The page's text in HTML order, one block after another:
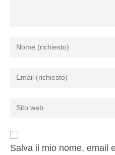
Salva il mio nome, email